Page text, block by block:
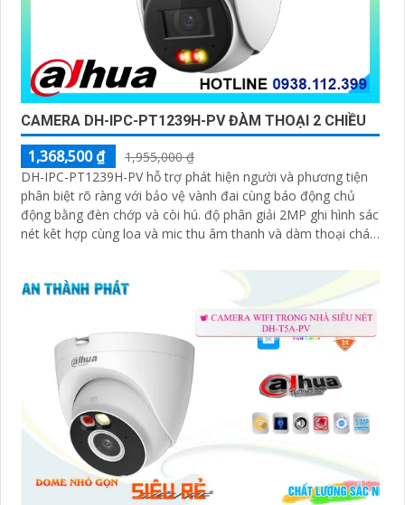
CAMERA DH-IPC-PT1239H-PV ĐÀM THOẠI 2 CHIỀU
1,368,500 ₫
1,955,000 ₫
DH-IPC-PT1239H-PV hỗ trợ phát hiện người và phương tiện
phân biệt rõ ràng với bảo vệ vành đai cùng báo động chủ
động bằng đèn chớp và còi hú. độ phân giải 2MP ghi hình sác
nét kêt hợp cùng loa và mic thu âm thanh và dàm thoại chát